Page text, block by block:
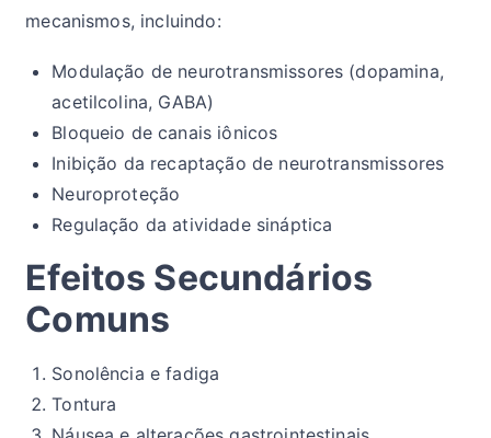
mecanismos, incluindo:
Modulação de neurotransmissores (dopamina,
acetilcolina, GABA)
Bloqueio de canais iônicos
Inibição da recaptação de neurotransmissores
Neuroproteção
Regulação da atividade sináptica
Efeitos Secundários
Comuns
Sonolência e fadiga
Tontura